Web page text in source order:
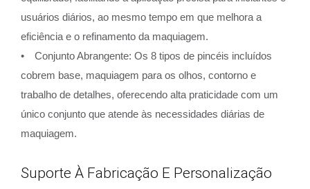
usuários diários, ao mesmo tempo em que melhora a
eficiência e o refinamento da maquiagem.
• Conjunto Abrangente: Os 8 tipos de pincéis incluídos
cobrem base, maquiagem para os olhos, contorno e
trabalho de detalhes, oferecendo alta praticidade com um
único conjunto que atende às necessidades diárias de
maquiagem.
Suporte À Fabricação E Personalização